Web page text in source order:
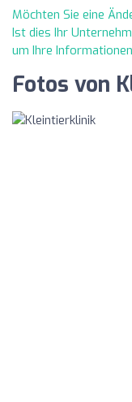
Möchten Sie eine
Ist dies Ihr
um Ihre
Fotos von